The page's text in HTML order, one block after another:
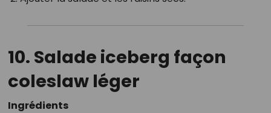
10. Salade iceberg façon
coleslaw léger
Ingrédients